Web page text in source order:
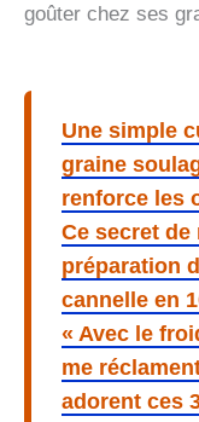
goûter chez ses
Une simple
graine
renforce les
Ce secret de
préparation
cannelle en
« Avec le
me
adorent ces